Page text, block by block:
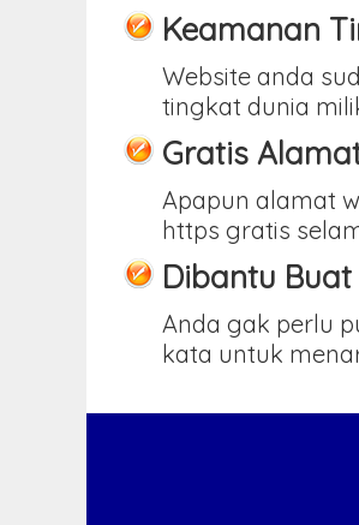
Keamanan
Website anda
tingkat dunia
Gratis
Apapun alamat
https gratis
Dibantu
Anda gak perlu
kata untuk